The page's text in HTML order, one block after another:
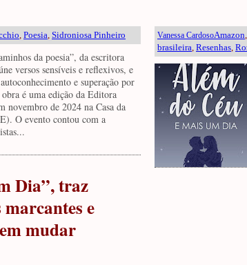
Poesia Sidroniosa Pinheiro
da poesia”, da escritora
versos sensíveis e reflexivos, e
e superação por
é uma edição da Editora
novembro de 2024 na Casa da
O evento contou com a
Vanessa CardosoAmazon
brasileira Resenhas
Dia”, traz
e
mudar